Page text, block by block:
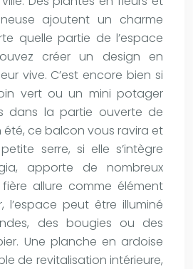
ajoutent un charme
quelle partie de l’espace
créer un design en
vive. C’est encore bien si
vert ou un mini potager
dans la partie ouverte de
été, ce balcon vous ravira et
serre, si elle s’intègre
apporte de nombreux
allure comme élément
l’espace peut être illuminé
des bougies ou des
Une planche en ardoise
de revitalisation intérieure,